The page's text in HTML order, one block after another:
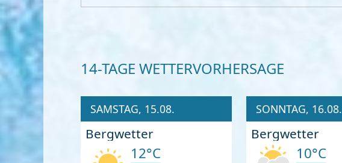
14-TAGE WETTERVORHERSAGE
SAMSTAG, 15.08.
Bergwetter
12°C
SONNTAG, 16.08.
Bergwetter
10°C